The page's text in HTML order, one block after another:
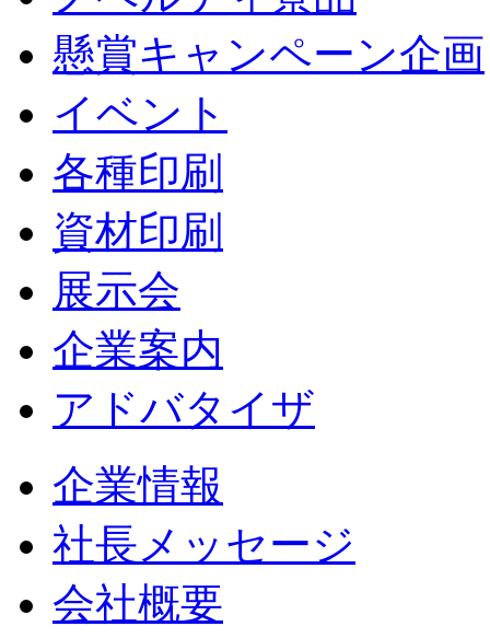
懸賞キャンペーン企画
イベント
各種印刷
資材印刷
展示会
企業案内
アドバタイザ
企業情報
社長メッセージ
会社概要